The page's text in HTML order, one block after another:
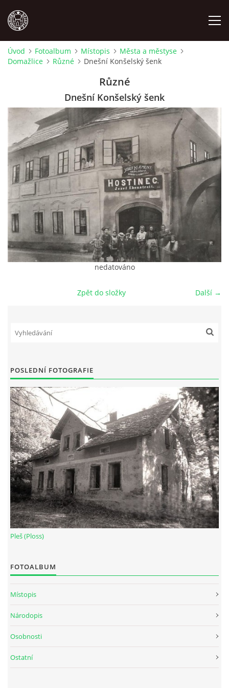
MÍSTOPIS
OSOBNOSTI
OSTATNÍ
ODKAZY
O NÁS
DŮL NA SLÍDU (NA KOLE)
města Domažlice.
© 2026 eStránky.cz |Aktualizováno: 17. 7. 2026|Nahoru ↑
Úvod Fotoalbum Místopis
Města a městyse
Domažlice
Různé Dnešní Konšelský šenk
Různé
Dnešní Konšelský šenk
nedatováno
Další →
Zpět do složky
POSLEDNÍ FOTOGRAFIE
Pleš (Ploss)
FOTOALBUM
Místopis
Národopis
Osobnosti
Ostatní